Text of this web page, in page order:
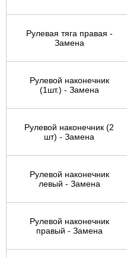
Рулевая тяга правая -
Замена
Рулевой наконечник
(1шт.) - Замена
Рулевой наконечник (2
шт) - Замена
Рулевой наконечник
левый - Замена
Рулевой наконечник
правый - Замена